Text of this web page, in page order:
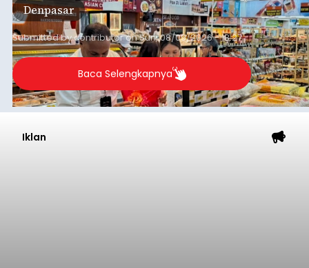
kebutuhan masyarakat hingga sekitar 10 bulan.
Denpasar
Submitted bycontributoronSun, 08/09/2026 - 18:27
Baca Selengkapnya
Iklan